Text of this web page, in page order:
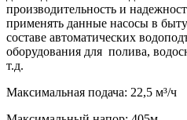
производительность и
применять данные насосы в
составе автоматических
оборудования для полива,
т.д.
Максимальная подача: 22,5 м³/ч